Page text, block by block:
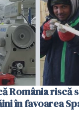
România riscă
în favoarea